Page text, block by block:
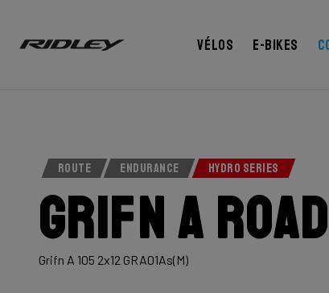
Vélos E-bikes
ROUTE ENDURANCE HYDRO SERIES
Grifn A Road
Grifn A 105 2x12 GRA01As(M)